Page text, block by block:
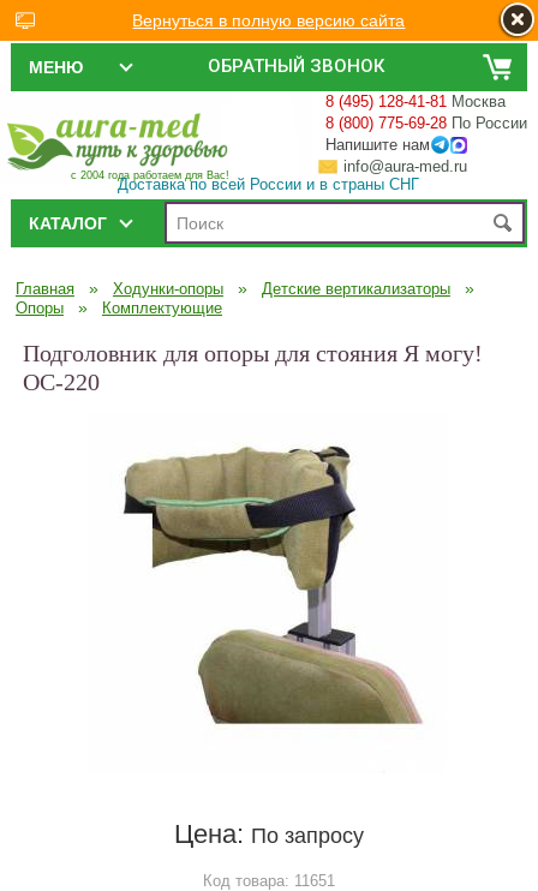
ОБРАТНЫЙ ЗВОНОК
МЕНЮ
с 2004 года работаем для Вас!
8 (495) 128-41-81 Москва
8 (800) 775-69-28 По России
Напишите нам
info@aura-med.ru
Доставка по всей России и в страны СНГ
КАТАЛОГ
Главная » Ходунки-опоры » Детские вертикализаторы »
Опоры » Комплектующие
Подголовник для опоры для стояния Я могу!
ОС-220
Цена: По запросу
Код товара: 11651
Вернуться в полную версию сайта